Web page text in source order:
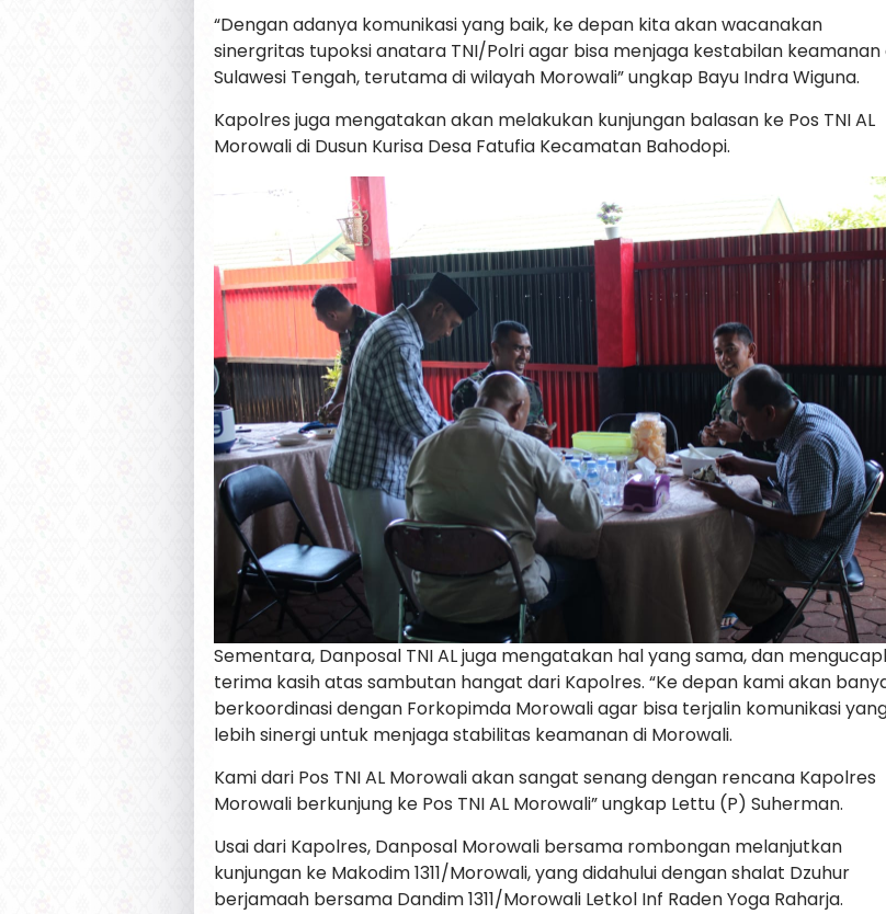
“Dengan adanya komunikasi yang baik, ke depan kita akan wacanakan
sinergritas tupoksi anatara TNI/Polri agar bisa menjaga kestabilan keamanan
Sulawesi Tengah, terutama di wilayah Morowali” ungkap Bayu Indra Wiguna.
Kapolres juga mengatakan akan melakukan kunjungan balasan ke Pos TNI AL
Morowali di Dusun Kurisa Desa Fatufia Kecamatan Bahodopi.
Sementara, Danposal TNI AL juga mengatakan hal yang sama, dan
terima kasih atas sambutan hangat dari Kapolres. “Ke depan kami akan
berkoordinasi dengan Forkopimda Morowali agar bisa terjalin komunikasi
lebih sinergi untuk menjaga stabilitas keamanan di Morowali.
Kami dari Pos TNI AL Morowali akan sangat senang dengan rencana Kapolres
Morowali berkunjung ke Pos TNI AL Morowali” ungkap Lettu (P) Suherman.
Usai dari Kapolres, Danposal Morowali bersama rombongan melanjutkan
kunjungan ke Makodim 1311/Morowali, yang didahului dengan shalat Dzuhur
berjamaah bersama Dandim 1311/Morowali Letkol Inf Raden Yoga Raharja.